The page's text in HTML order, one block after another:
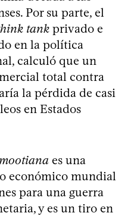
Por su parte, el
tank privado e
en la política
calculó que un
total contra
la pérdida de casi
en Estados
es una
económico mundial
para una guerra
y es un tiro en